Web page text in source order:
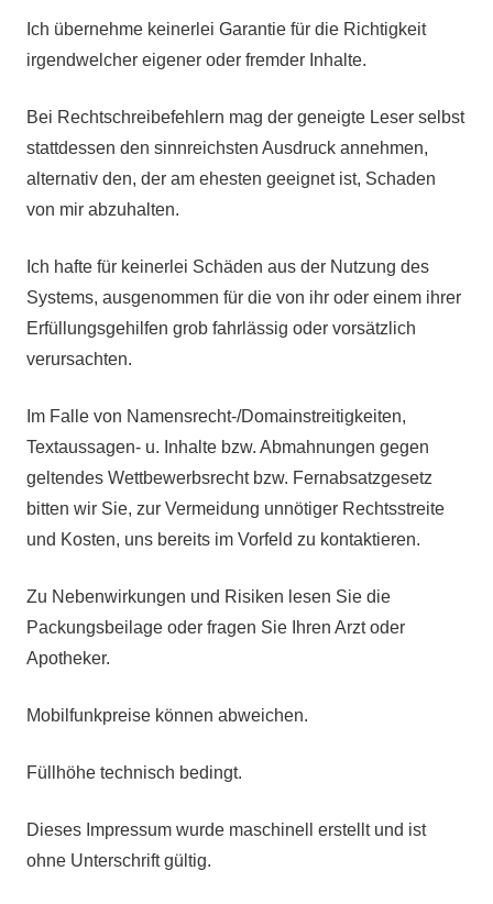
Ich übernehme keinerlei Garantie für die Richtigkeit
irgendwelcher eigener oder fremder Inhalte.
Bei Rechtschreibefehlern mag der geneigte Leser selbst
stattdessen den sinnreichsten Ausdruck annehmen,
alternativ den, der am ehesten geeignet ist, Schaden
von mir abzuhalten.
Ich hafte für keinerlei Schäden aus der Nutzung des
Systems, ausgenommen für die von ihr oder einem ihrer
Erfüllungsgehilfen grob fahrlässig oder vorsätzlich
verursachten.
Im Falle von Namensrecht-/Domainstreitigkeiten,
Textaussagen- u. Inhalte bzw. Abmahnungen gegen
geltendes Wettbewerbsrecht bzw. Fernabsatzgesetz
bitten wir Sie, zur Vermeidung unnötiger Rechtsstreite
und Kosten, uns bereits im Vorfeld zu kontaktieren.
Zu Nebenwirkungen und Risiken lesen Sie die
Packungsbeilage oder fragen Sie Ihren Arzt oder
Apotheker.
Mobilfunkpreise können abweichen.
Füllhöhe technisch bedingt.
Dieses Impressum wurde maschinell erstellt und ist
ohne Unterschrift gültig.